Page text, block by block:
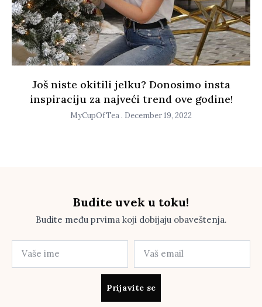
Još niste okitili jelku? Donosimo insta
inspiraciju za najveći trend ove godine!
MyCupOfTea December 19, 2022
Budite uvek u toku!
Budite među prvima koji dobijaju obaveštenja.
Prijavite se